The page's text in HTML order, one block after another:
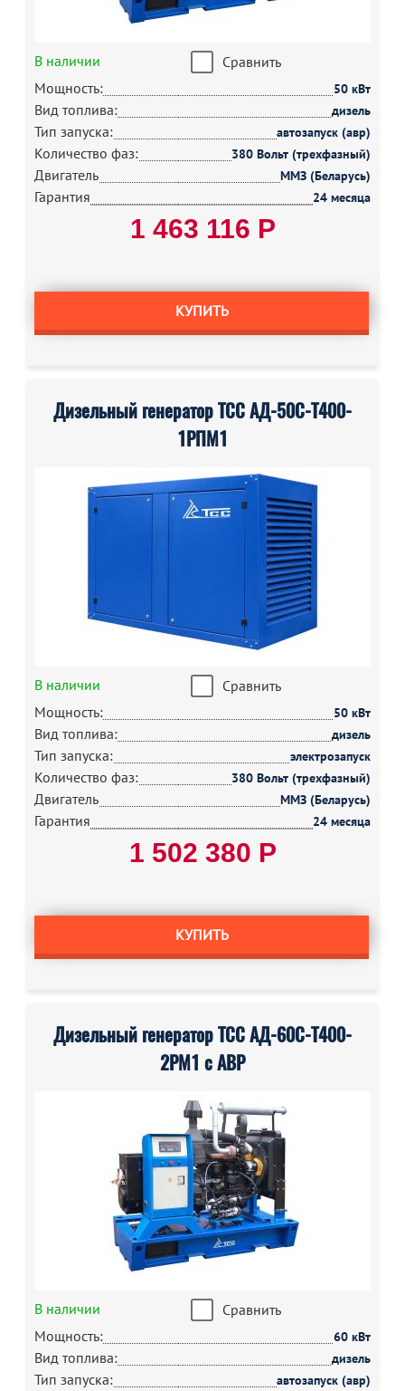
В наличии
Сравнить
Мощность:
50 кВт
Вид топлива: дизель
Тип запуска: автозапуск (авр)
Количество фаз: 380 Вольт (трехфазный)
Двигатель ММЗ (Беларусь)
Гарантия 24 месяца
1 463 116 Р
КУПИТЬ
Дизельный генератор ТСС АД-50С-Т400-
1РПМ1
В наличии
Сравнить
Мощность:
50 кВт
Вид топлива: дизель
Тип запуска: электрозапуск
Количество фаз: 380 Вольт (трехфазный)
Двигатель ММЗ (Беларусь)
Гарантия 24 месяца
1 502 380 Р
КУПИТЬ
Дизельный генератор ТСС АД-60С-Т400-
2РМ1 с АВР
В наличии
Сравнить
Мощность:
60 кВт
Вид топлива: дизель
Тип запуска: автозапуск (авр)